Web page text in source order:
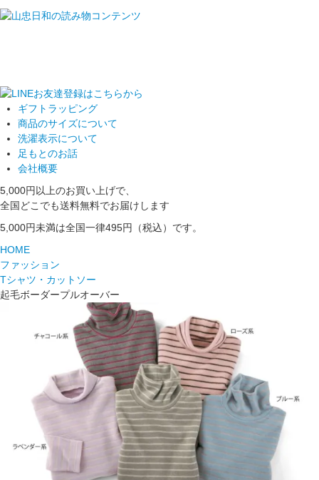
ギフトラッピング
商品のサイズについて
洗濯表示について
足もとのお話
会社概要
5,000円以上のお買い上げで、
全国どこでも送料無料でお届けします
5,000円未満は全国一律495円（税込）です。
HOME
ファッション
Tシャツ・カットソー
起毛ボーダープルオーバー